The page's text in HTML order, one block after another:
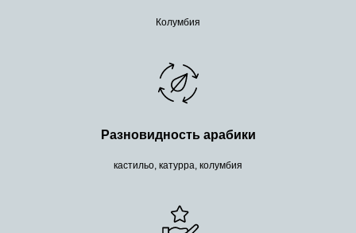
Колумбия
Разновидность арабики
кастильо, катурра, колумбия